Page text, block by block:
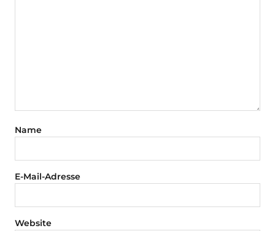
Name
E-Mail-Adresse
Website